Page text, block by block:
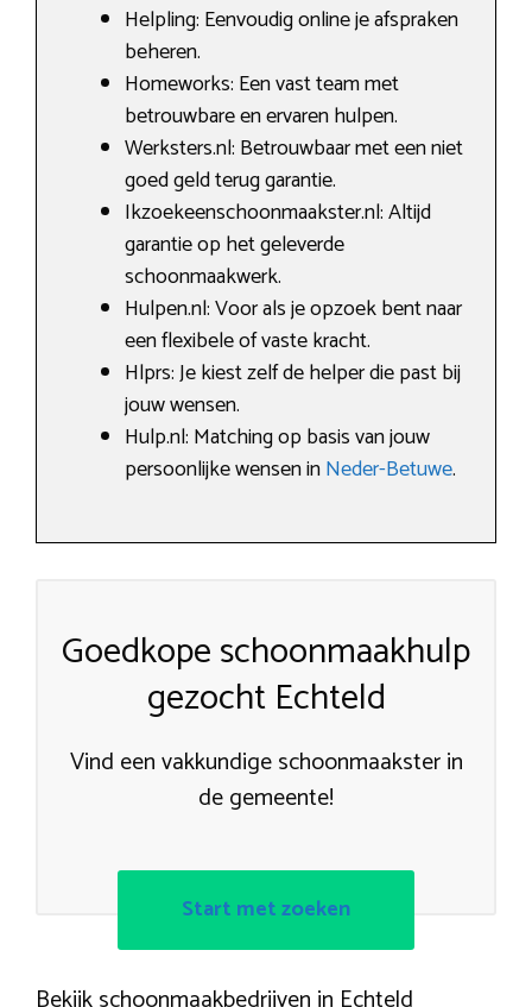
Helpling: Eenvoudig online je afspraken
beheren.
Homeworks: Een vast team met
betrouwbare en ervaren hulpen.
Werksters.nl: Betrouwbaar met een niet
goed geld terug garantie.
Ikzoekeenschoonmaakster.nl: Altijd
garantie op het geleverde
schoonmaakwerk.
Hulpen.nl: Voor als je opzoek bent naar
een flexibele of vaste kracht.
Hlprs: Je kiest zelf de helper die past bij
jouw wensen.
Hulp.nl: Matching op basis van jouw
persoonlijke wensen inNeder-Betuwe.
Goedkope schoonmaakhulp
gezocht Echteld
Vind een vakkundige schoonmaakster in
de gemeente!
Start met zoeken